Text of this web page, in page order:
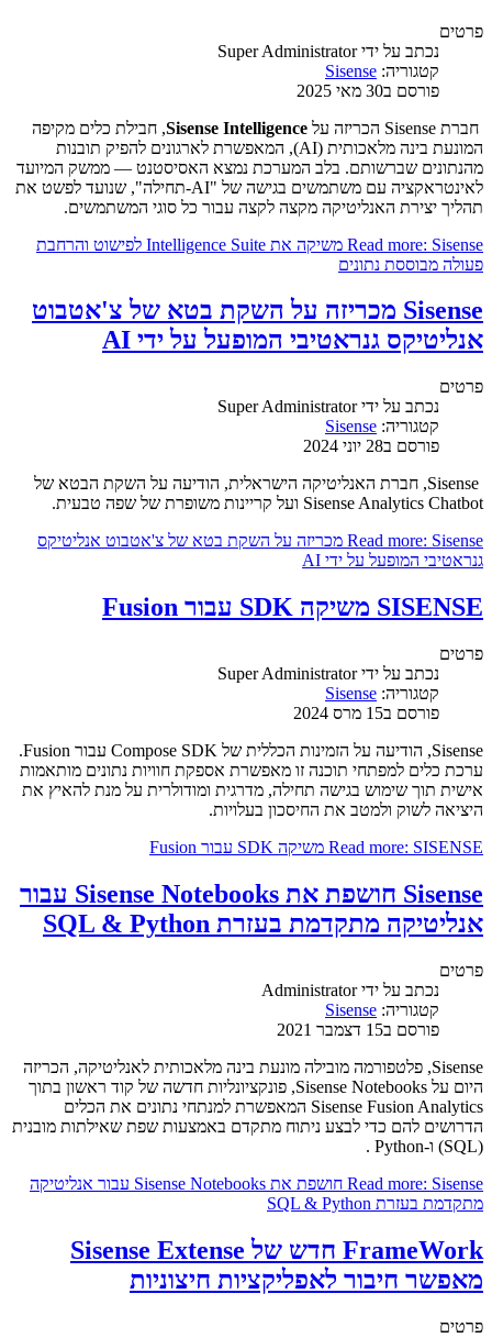
פרטים
נכתב על ידיSuper Administrator
קטגוריה: Sisense
פורסם ב30 מאי 2025
חברת Sisense הכריזה על
Sisense Intelligence, חבילת כלים מקיפה
המונעת בינה מלאכותית (AI), המאפשרת לארגונים להפיק תובנות
מהנתונים שברשותם. בלב המערכת נמצא האסיסטנט — ממשק המיועד
לאינטראקציה עם משתמשים בגישה של "AI-תחילה", שנועד לפשט את
תהליך יצירת האנליטיקה מקצה לקצה עבור כל סוגי המשתמשים.
Read more: Sisense משיקה את Intelligence Suite לפישוט והרחבת
פעולה מבוססת נתונים
Sisense מכריזה על השקת בטא של צ'אטבוט
אנליטיקס גנראטיבי המופעל על ידי AI
פרטים
נכתב על ידיSuper Administrator
קטגוריה: Sisense
פורסם ב28 יוני 2024
Sisense, חברת האנליטיקה הישראלית, הודיעה על השקת הבטא של
Sisense Analytics Chatbot ועל קריינות משופרת של שפה טבעית.
Read more: Sisense מכריזה על השקת בטא של צ'אטבוט אנליטיקס
גנראטיבי המופעל על ידי AI
SISENSE משיקה SDK עבור Fusion
פרטים
נכתב על ידיSuper Administrator
קטגוריה: Sisense
פורסם ב15 מרס 2024
Sisense, הודיעה על הזמינות הכללית של Compose SDK עבור Fusion.
ערכת כלים למפתחי תוכנה זו מאפשרת אספקת חוויות נתונים מותאמות
אישית תוך שימוש בגישה תחילה, מדרגית ומודולרית על מנת להאיץ את
היציאה לשוק ולמטב את החיסכון בעלויות.
Read more: SISENSE משיקה SDK עבור Fusion
Sisense חושפת את Sisense Notebooks עבור
אנליטיקה מתקדמת בעזרת SQL & Python
פרטים
נכתב על ידיAdministrator
קטגוריה: Sisense
פורסם ב15 דצמבר 2021
Sisense, פלטפורמה מובילה מונעת בינה מלאכותית לאנליטיקה, הכריזה
היום על Sisense Notebooks, פונקציונליות חדשה של קוד ראשון בתוך
Sisense Fusion Analytics המאפשרת למנתחי נתונים את הכלים
הדרושים להם כדי לבצע ניתוח מתקדם באמצעות שפת שאילתות מובנית
(SQL) ו-Python .
Read more: Sisense חושפת את Sisense Notebooks עבור אנליטיקה
מתקדמת בעזרת SQL & Python
FrameWork חדש של Sisense Extense
מאפשר חיבור לאפליקציות חיצוניות
פרטים